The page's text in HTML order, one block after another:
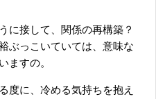
接して、関係の再構築？
ぶっこいていては、意味な
ますの。
度に、冷める気持ちを抱え